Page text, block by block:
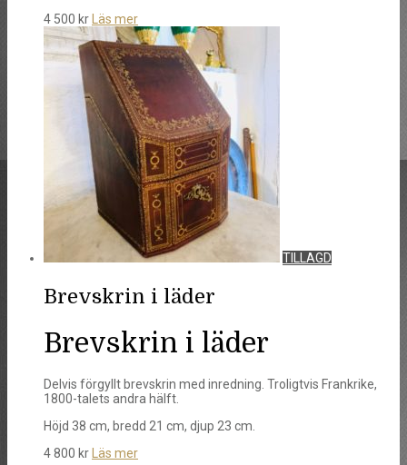
4 500 kr Läs mer
TILLAGD
Brevskrin i läder
Brevskrin i läder
Delvis förgyllt brevskrin med inredning. Troligtvis Frankrike,
1800-talets andra hälft.
Höjd 38 cm, bredd 21 cm, djup 23 cm.
4 800 kr Läs mer